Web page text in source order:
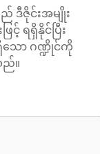
ဒီဇိုင်းအမျိုး
ြင့် ရရှိနိုင်ပြီး
ော ဂဏ္ဍိုင်ကို
ည်။